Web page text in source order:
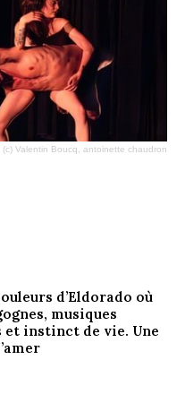
(c) Valentin Boucq, antoinette chaudron
d’Eldorado où
musiques
instinct de vie. Une